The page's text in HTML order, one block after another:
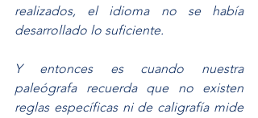
realizados, el idioma no se había
desarrollado lo suficiente.
Y entonces es cuando nuestra
paleógrafa recuerda que no existen
reglas específicas ni de caligrafía mide